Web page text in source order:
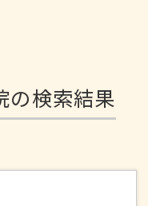
の検索結果